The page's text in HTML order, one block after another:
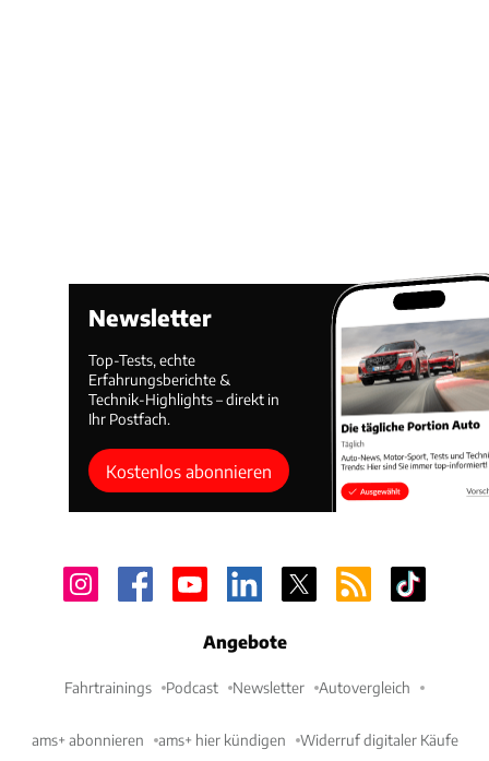
Newsletter
Top-Tests, echte
Erfahrungsberichte &
Technik-Highlights – direkt in
Ihr Postfach.
Kostenlos abonnieren
Angebote
Fahrtrainings Podcast Newsletter Autovergleich
ams+ abonnieren ams+ hier kündigen Widerruf digitaler Käufe